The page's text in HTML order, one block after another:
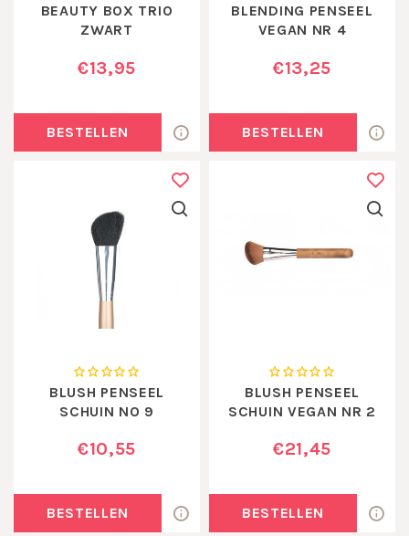
BEAUTY BOX TRIO
ZWART
€13,95
BESTELLEN
BLENDING PENSEEL
VEGAN NR 4
€13,25
BESTELLEN
BLUSH PENSEEL
SCHUIN NO 9
€10,55
BESTELLEN
BLUSH PENSEEL
SCHUIN VEGAN NR 2
€21,45
BESTELLEN